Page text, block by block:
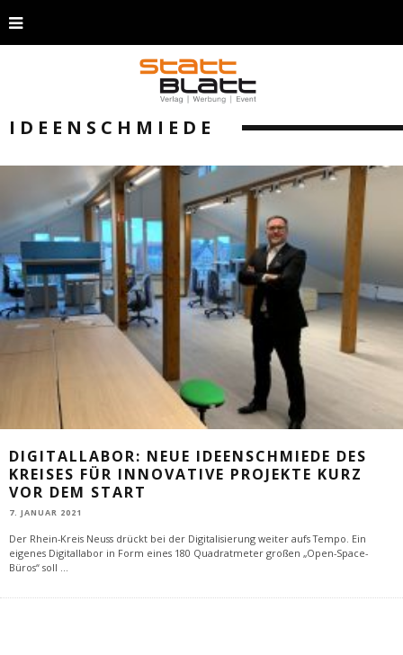
IDEENSCHMIEDE
DIGITALLABOR: NEUE IDEENSCHMIEDE DES
KREISES FÜR INNOVATIVE PROJEKTE KURZ
VOR DEM START
7. JANUAR 2021
Der Rhein-Kreis Neuss drückt bei der Digitalisierung weiter aufs Tempo. Ein
eigenes Digitallabor in Form eines 180 Quadratmeter großen „Open-Space-
Büros“ soll ...